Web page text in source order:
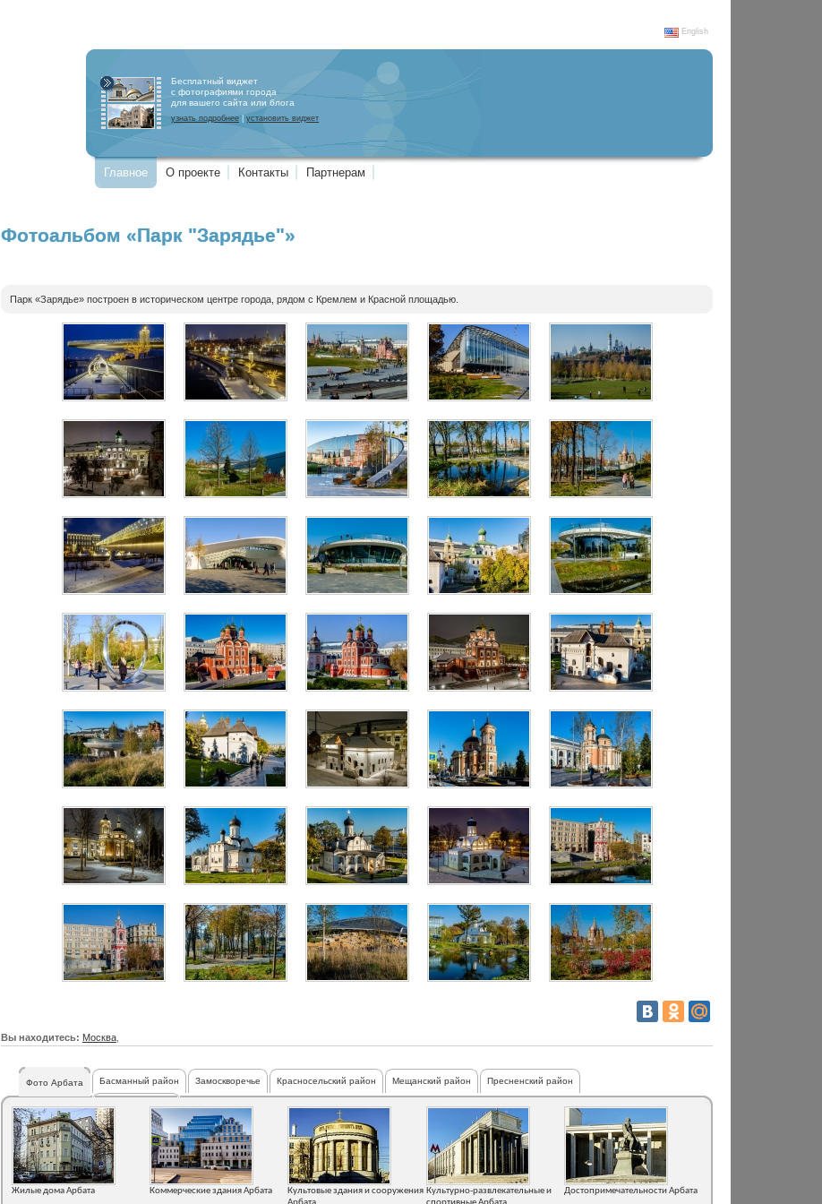
English
Бесплатный виджет
с фотографиями города
для вашего сайта или блога
узнать подробнее установить виджет
Главное О проекте Контакты
Партнерам
Фотоальбом «Парк "Зарядье"»
Парк «Зарядье» построен в историческом центре города, рядом с Кремлем и Красной площадью.
Вы находитесь: Москва
Фото Арбата Басманный район Замоскворечье Красносельский район Мещанский район Пресненский район
Таганский район
Жилые дома Арбата Коммерческие здания Арбата
Культовые здания и сооружения Культурно-развлекательные и
Достопримечательности Арбата